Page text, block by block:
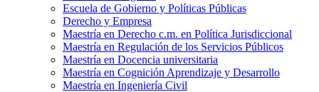
Escuela de Gobierno y Políticas Públicas
Derecho y Empresa
Maestría en Derecho c.m. en Política Jurisdiccional
Maestría en Regulación de los Servicios Públicos
Maestría en Docencia universitaria
Maestría en Cognición Aprendizaje y Desarrollo
Maestría en Ingeniería Civil